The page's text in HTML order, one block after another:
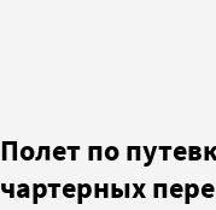
Полет по
чартерных